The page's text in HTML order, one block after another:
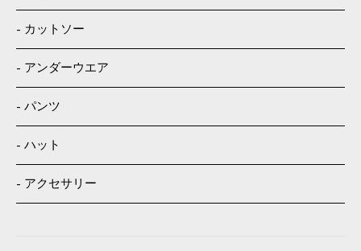
カットソー
アンダーウエア
パンツ
ハット
アクセサリー